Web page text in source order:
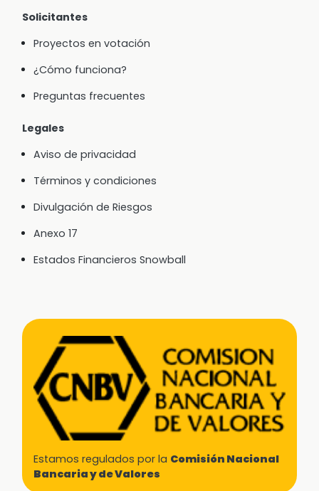
Solicitantes
Proyectos en votación
¿Cómo funciona?
Preguntas frecuentes
Legales
Aviso de privacidad
Términos y condiciones
Divulgación de Riesgos
Anexo 17
Estados Financieros Snowball
Estamos regulados por la Comisión Nacional
Bancaria y de Valores